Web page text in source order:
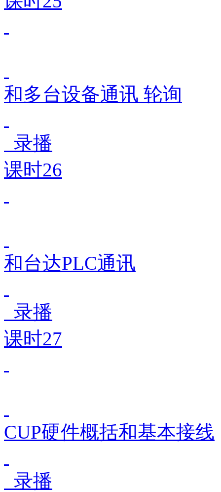
和多台设备通讯 轮询
录播
课时26
和台达PLC通讯
录播
课时27
CUP硬件概括和基本接线
录播